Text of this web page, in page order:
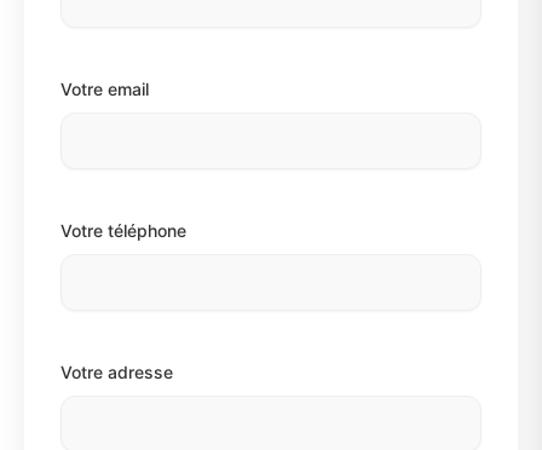
Votre email
Votre téléphone
Votre adresse